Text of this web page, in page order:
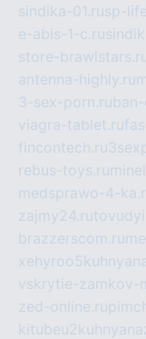
sindika-01.rusp-
e-abis-1-c.ru
store-
antenna-highly.ru
3-sex-porn.ru
viagra-tablet.ru
fincontech.ru
rebus-toys.ru
medsprawo-4-
zajmy24.ru
brazzerscom.ru
vskrytie-zamkov-
zed-online.ru